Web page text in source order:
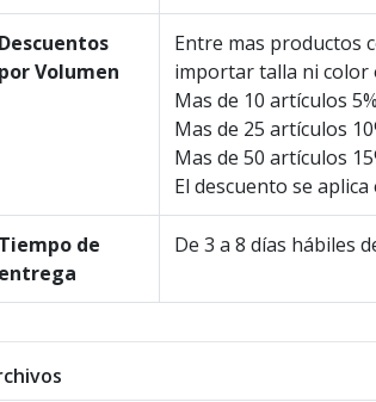
Descuentos
por Volumen
Entre mas productos
importar talla ni color
Mas de 10 artículos 5%
Mas de 25 artículos
Mas de 50 artículos
El descuento se
Tiempo de
entrega
De 3 a 8 días hábiles